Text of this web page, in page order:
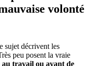
volonté
sujet décrivent les
peu posent la vraie
travail ou avant de